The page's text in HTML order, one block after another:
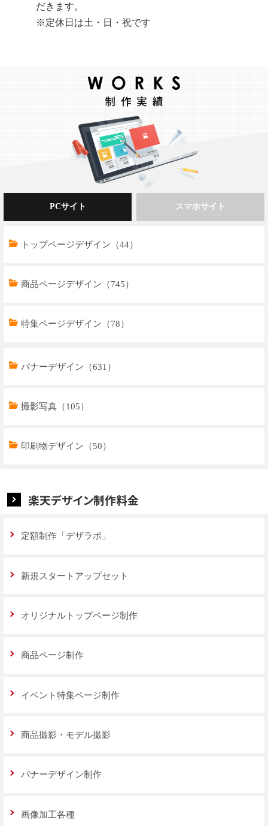
だきます。
※定休日は土・日・祝です
PCサイト
トップページデザイン（44）
商品ページデザイン（745）
特集ページデザイン（78）
スマホサイト
トップページデザイン（32）
商品ページデザイン（769）
特集ページデザイン（59）
バナーデザイン（631）
撮影写真（105）
印刷物デザイン（50）
楽天デザイン制作料金
定額制作「デザラボ」
新規スタートアップセット
オリジナルトップページ制作
商品ページ制作
イベント特集ページ制作
商品撮影・モデル撮影
バナーデザイン制作
画像加工各種